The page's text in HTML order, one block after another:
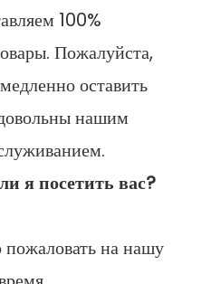
100%
Пожалуйста,
оставить
нашим
на нашу